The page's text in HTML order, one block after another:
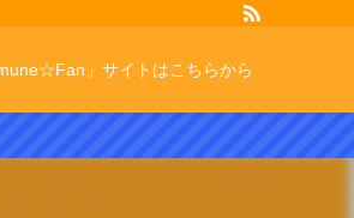
」サイトはこちらから